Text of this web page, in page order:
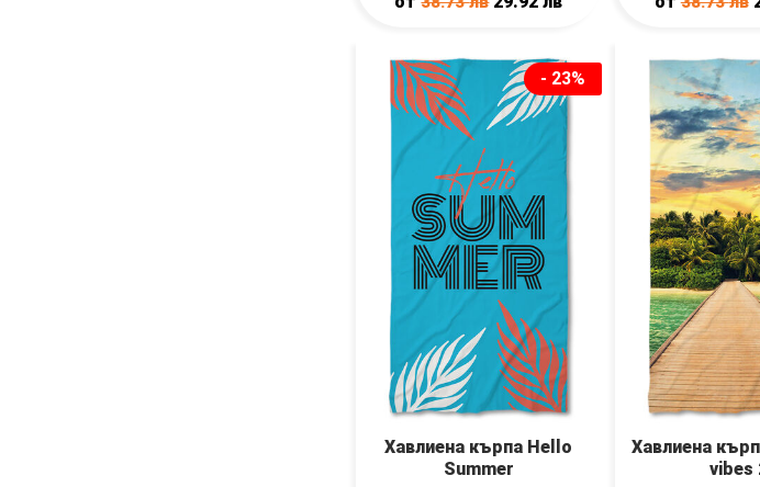
- 23%
Хавлиена кърпа Hello
Summer
Хавлиена
vibes